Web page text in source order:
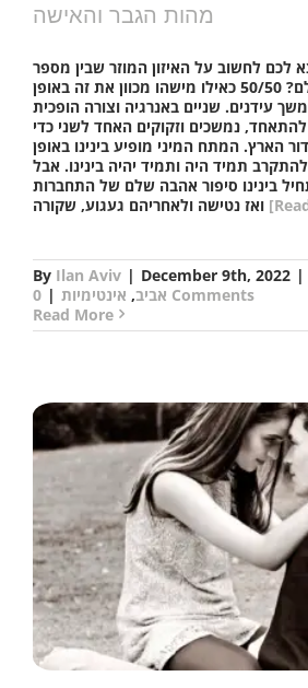
מהות הגבר והאישה
לכם לחשוב על האיזון המוזר שבין מספר
הגברים והנשים בעולם? 50/50 כאילו מישהו מכוון את זה באופן
עידנים. שניים באנרגיה וצורה הופכית
נמשכים וזקוקים האחד לשני כדי
הארץ. המתח המיני מופיע בינינו באופן
תמיד היה ותמיד יהיה בינינו. אבל
בינינו סיפור אהבה שלם של התחברות
By Ilan Aviv | December 9th, 2022 |
אביב, אינטימיות |
0 Comments
Read More